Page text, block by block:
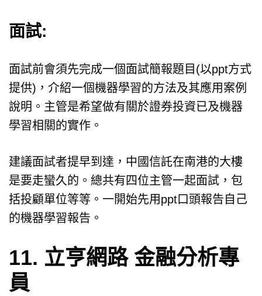
面試:
面試前會須先完成一個面試簡報題目(以ppt方式
提供)，介紹一個機器學習的方法及其應用案例
說明。主管是希望做有關於證券投資已及機器
學習相關的實作。
建議面試者提早到達，中國信託在南港的大樓
是要走蠻久的。總共有四位主管一起面試，包
括投顧單位等等。一開始先用ppt口頭報告自己
的機器學習報告。
11. 立亨網路 金融分析專
員